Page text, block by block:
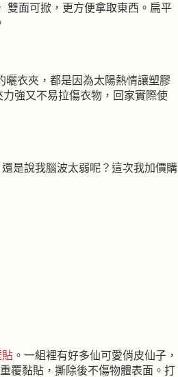
雙面可掀，更方便拿取東西。扁平
衣夾，都是因為太陽熱情讓塑膠
力強又不易拉傷衣物，回家實際使
是說我腦波太弱呢？這次我加價購
貼 。一組裡有好多仙可愛俏皮仙子，
覆黏貼，撕除後不傷物體表面。打